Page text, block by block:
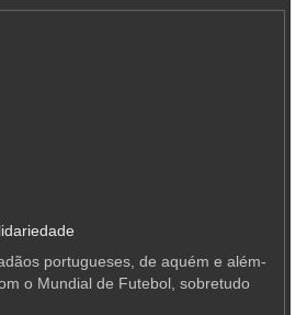
portugueses, de aquém e além-
o Mundial de Futebol, sobretudo